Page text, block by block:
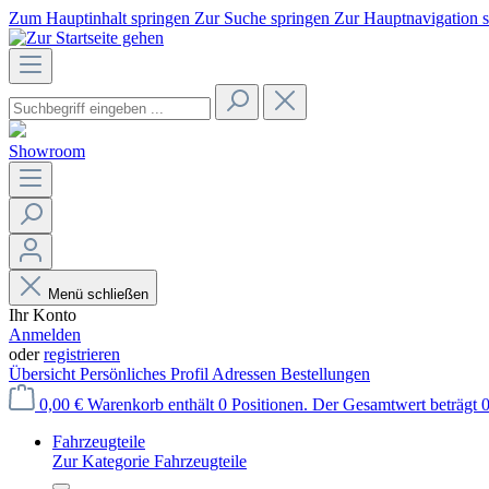
Zum Hauptinhalt springen Zur Suche springen Zur Hauptnavigation
Showroom
Menü schließen
Ihr Konto
Anmelden
oderregistrieren
Übersicht Persönliches Profil Adressen Bestellungen
0,00 € Warenkorb enthält 0 Positionen. Der Gesamtwert beträgt
Fahrzeugteile
Zur Kategorie Fahrzeugteile